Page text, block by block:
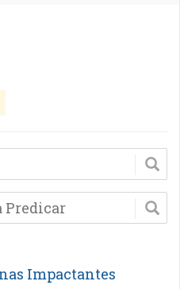
Impactantes